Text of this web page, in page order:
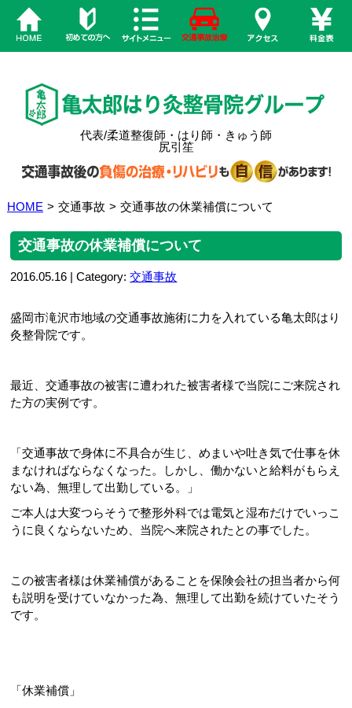
代表/柔道整復師・はり師・きゅう師
尻引笙
HOME > 交通事故 > 交通事故の休業補償について
交通事故の休業補償について
2016.05.16 | Category:交通事故
盛岡市滝沢市地域の交通事故施術に力を入れている亀太郎はり
灸整骨院です。
最近、交通事故の被害に遭われた被害者様で当院にご来院され
た方の実例です。
「交通事故で身体に不具合が生じ、めまいや吐き気で仕事を休
まなければならなくなった。しかし、働かないと給料がもらえ
ない為、無理して出勤している。」
ご本人は大変つらそうで整形外科では電気と湿布だけでいっこ
うに良くならないため、当院へ来院されたとの事でした。
この被害者様は休業補償があることを保険会社の担当者から何
も説明を受けていなかった為、無理して出勤を続けていたそう
です。
「休業補償」